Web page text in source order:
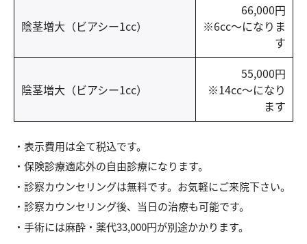
陰茎増大（ビアシー1cc）
66,000円
※6cc〜になりま
す
陰茎増大（ビアシー1cc）
55,000円
※14cc〜になり
ます
表示費用は全て税込です。
保険診療適応外の自由診療になります。
診察カウンセリングは無料です。お気軽にご来院下さい。
診察カウンセリング後、当日の治療も可能です。
手術には麻酔・薬代33,000円が別途かかります。